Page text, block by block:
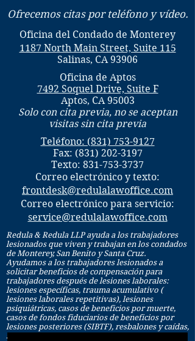
Ofrecemos citas por teléfono y vídeo.
Oficina del Condado de Monterey
1187 North Main Street, Suite 115
Salinas, CA 93906
Oficina de Aptos
7492 Soquel Drive, Suite F
Aptos, CA 95003
Solo con cita previa, no se aceptan
visitas sin cita previa
Teléfono: (831) 753-9127
Fax: (831) 202-3197
Texto: 831-753-3737
Correo electrónico y texto:
frontdesk@redulalawoffice.com
Correo electrónico para servicio:
service@redulalawoffice.com
Redula & Redula LLP ayuda a los trabajadores
lesionados que viven y trabajan en los condados
de Monterey, San Benito y Santa Cruz.
Ayudamos a los trabajadores lesionados a
solicitar beneficios de compensación para
trabajadores después de lesiones laborales:
lesiones específicas, trauma acumulativo (
lesiones laborales repetitivas), lesiones
psiquiátricas, casos de beneficios por muerte,
casos de fondos fiduciarios de beneficios por
lesiones posteriores (SIBTF), resbalones y caídas,
síndrome del túnel carpiano.